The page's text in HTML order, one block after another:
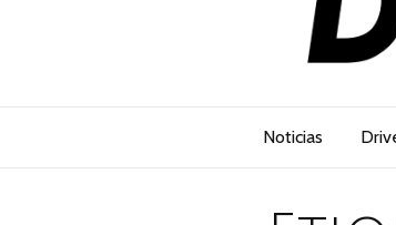
Noticias